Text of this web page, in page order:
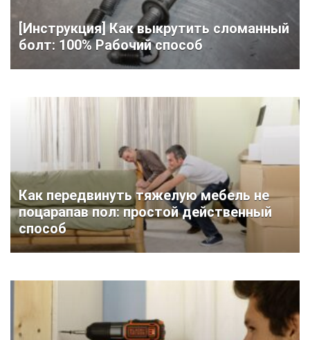
[Инструкция] Как выкрутить сломанный
болт: 100% Рабочий способ
Как передвинуть тяжелую мебель не
поцарапав пол: простой действенный
способ